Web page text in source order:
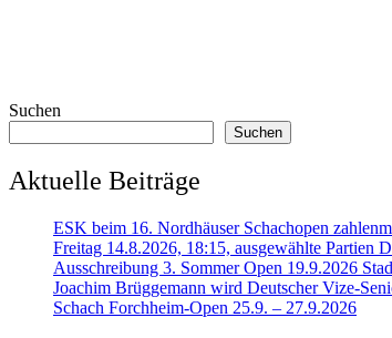
Suchen
Suchen
Aktuelle Beiträge
ESK beim 16. Nordhäuser Schachopen
Freitag 14.8.2026, 18:15, ausgewählte Partien
Ausschreibung 3. Sommer Open 19.9.2026
Joachim Brüggemann wird Deutscher Vize-
Schach Forchheim-Open 25.9. – 27.9.2026